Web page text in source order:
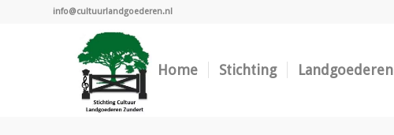
info@cultuurlandgoederen.nl
Home Stichting Landgoederen